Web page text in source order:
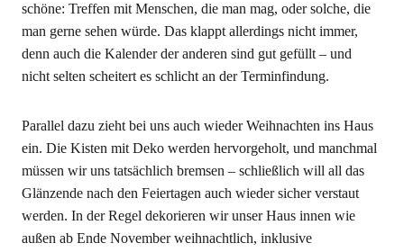
schöne: Treffen mit Menschen, die man mag, oder solche, die
man gerne sehen würde. Das klappt allerdings nicht immer,
denn auch die Kalender der anderen sind gut gefüllt – und
nicht selten scheitert es schlicht an der Terminfindung.
Parallel dazu zieht bei uns auch wieder Weihnachten ins Haus
ein. Die Kisten mit Deko werden hervorgeholt, und manchmal
müssen wir uns tatsächlich bremsen – schließlich will all das
Glänzende nach den Feiertagen auch wieder sicher verstaut
werden. In der Regel dekorieren wir unser Haus innen wie
außen ab Ende November weihnachtlich, inklusive